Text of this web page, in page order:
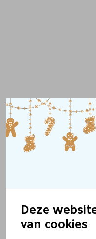
Deze
van cookies